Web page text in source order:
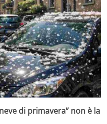
di primavera” non è la